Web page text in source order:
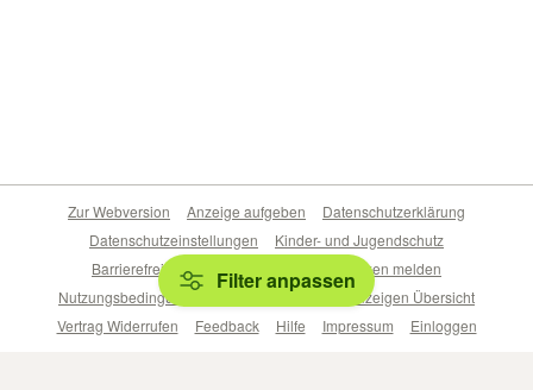
Filter anpassen
Zur Webversion Anzeige aufgeben
Datenschutzerklärung
Datenschutzeinstellungen
Kinder- und Jugendschutz
Barrierefreiheitserklärung
Sicherheitslücken melden
Nutzungsbedingungen
Beliebte Suchen
Anzeigen Übersicht
Vertrag Widerrufen
Feedback Hilfe Impressum Einloggen